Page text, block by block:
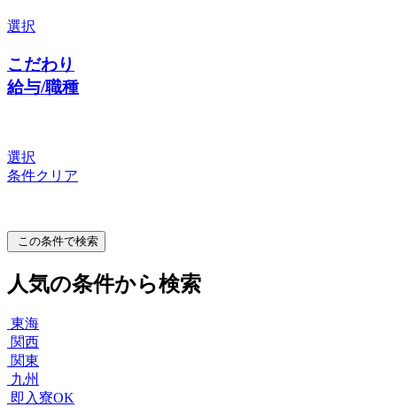
選択
こだわり
給与/職種
選択
条件クリア
この条件で検索
人気の条件から検索
東海
関西
関東
九州
即入寮OK